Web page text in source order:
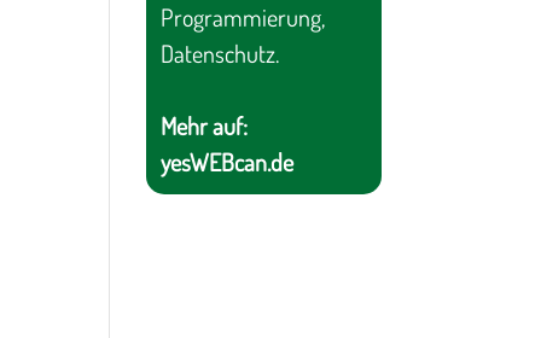
Programmierung,
Datenschutz.
Mehr auf:
yesWEBcan.de